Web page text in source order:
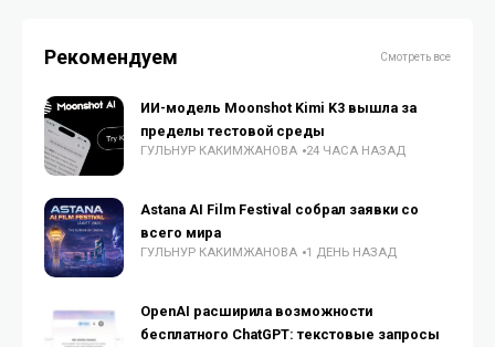
Рекомендуем Смотреть все
ИИ-модель Moonshot Kimi K3 вышла за
пределы тестовой среды
ГУЛЬНУР КАКИМЖАНОВА 24 ЧАСА НАЗАД
Astana AI Film Festival собрал заявки со
всего мира
ГУЛЬНУР КАКИМЖАНОВА 1 ДЕНЬ НАЗАД
OpenAI расширила возможности
бесплатного ChatGPT: текстовые запросы